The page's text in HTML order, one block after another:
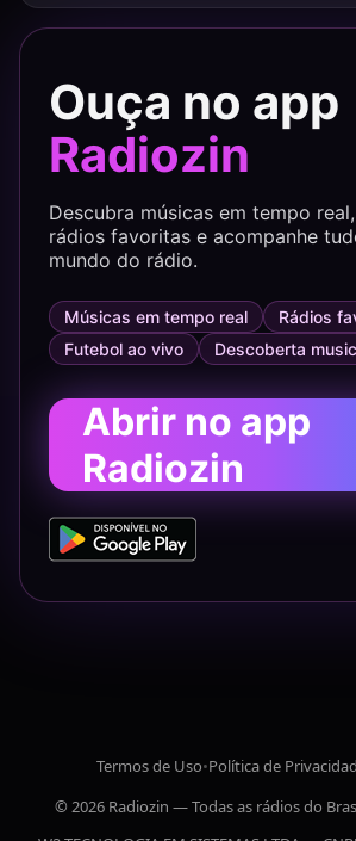
Ouça no app
Radiozin
Descubra músicas em tempo
rádios favoritas e acompanhe
mundo do rádio.
Músicas em tempo real
Rádios
Futebol ao vivo
Descoberta
Abrir no app
Radiozin
Termos de Uso•Política de
© 2026 Radiozin — Todas as rádios do